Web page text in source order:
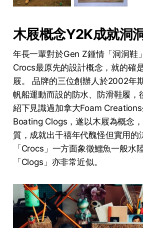
木屐概念Y2K成就洞
年長一輩對於Gen Z鍾情「洞洞鞋
Crocs最原先的設計概念，就的確
屐。 品牌的三位創辦人於2002年
帆船運動而設的防水、防滑鞋履，
紹下見識過加拿大Foam
Boating Clogs，遂以木屐為概念
質，成就出千禧年代醜怪但實用的
「Crocs」一方面象徵鱷魚一般水
「Clogs」亦非常近似。